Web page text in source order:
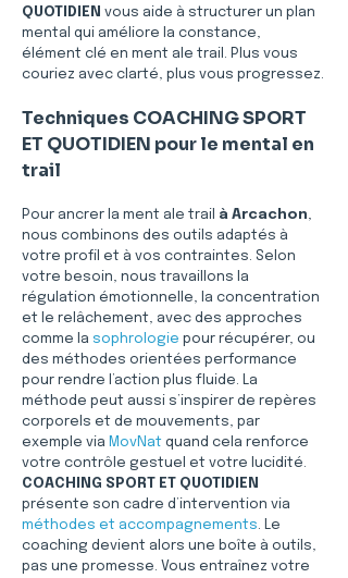
QUOTIDIEN vous aide à structurer un plan
mental qui améliore la constance,
élément clé en ment ale trail. Plus vous
couriez avec clarté, plus vous progressez.
Techniques COACHING SPORT
ET QUOTIDIEN pour le mental en
trail
Pour ancrer la ment ale trail à Arcachon,
nous combinons des outils adaptés à
votre profil et à vos contraintes. Selon
votre besoin, nous travaillons la
régulation émotionnelle, la concentration
et le relâchement, avec des approches
comme la sophrologie pour récupérer, ou
des méthodes orientées performance
pour rendre l’action plus fluide. La
méthode peut aussi s’inspirer de repères
corporels et de mouvements, par
exemple via MovNat quand cela renforce
votre contrôle gestuel et votre lucidité.
COACHING SPORT ET QUOTIDIEN
présente son cadre d’intervention via
méthodes et accompagnements. Le
coaching devient alors une boîte à outils,
pas une promesse. Vous entraînez votre